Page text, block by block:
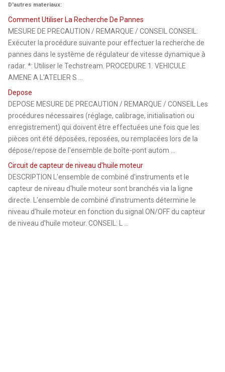
D'autres materiaux:
Comment Utiliser La Recherche De Pannes
MESURE DE PRECAUTION / REMARQUE / CONSEIL CONSEIL:
Exécuter la procédure suivante pour effectuer la recherche de
pannes dans le système de régulateur de vitesse dynamique à
radar. *: Utiliser le Techstream. PROCEDURE 1. VEHICULE
AMENE A L'ATELIER S ...
Depose
DEPOSE MESURE DE PRECAUTION / REMARQUE / CONSEIL Les
procédures nécessaires (réglage, calibrage, initialisation ou
enregistrement) qui doivent être effectuées une fois que les
pièces ont été déposées, reposées, ou remplacées lors de la
dépose/repose de l'ensemble de boîte-pont autom ...
Circuit de capteur de niveau d'huile moteur
DESCRIPTION L'ensemble de combiné d'instruments et le
capteur de niveau d'huile moteur sont branchés via la ligne
directe. L'ensemble de combiné d'instruments détermine le
niveau d'huile moteur en fonction du signal ON/OFF du capteur
de niveau d'huile moteur. CONSEIL: L ...